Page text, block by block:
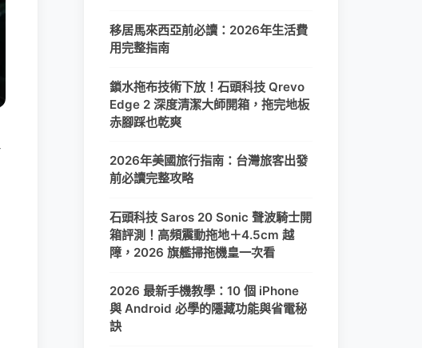
移居馬來西亞前必讀：2026年生活費
用完整指南
鎖水拖布技術下放！石頭科技 Qrevo
Edge 2 深度清潔大師開箱，拖完地板
赤腳踩也乾爽
2026年美國旅行指南：台灣旅客出發
前必讀完整攻略
石頭科技 Saros 20 Sonic 聲波騎士開
箱評測！高頻震動拖地＋4.5cm 越
障，2026 旗艦掃拖機皇一次看
2026 最新手機教學：10 個 iPhone
與 Android 必學的隱藏功能與省電秘
訣